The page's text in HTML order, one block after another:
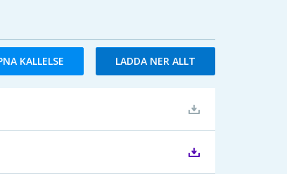
KALLELSE LADDA NER ALLT